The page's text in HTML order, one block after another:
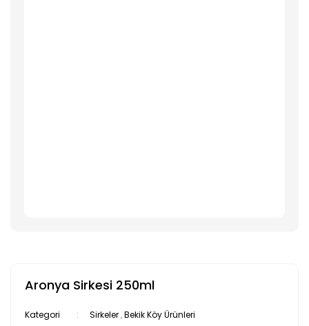
Aronya Sirkesi 250ml
Kategori Sirkeler,Bekik Köy Ürünleri